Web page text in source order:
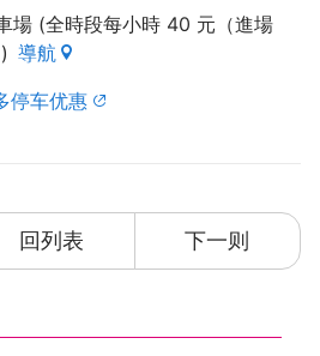
場 (全時段每小時 40 元（進場
導航
停车优惠
回列表 下一则